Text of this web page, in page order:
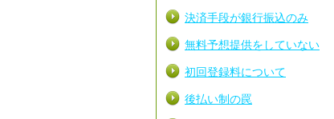
決済手段が銀行振込のみ
無料予想提供をしていない
初回登録料について
後払い制の罠